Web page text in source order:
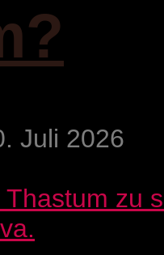
Juli 2026